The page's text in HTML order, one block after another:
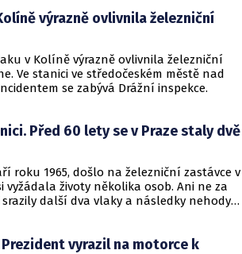
výrazně ovlivnila železniční
v Kolíně výrazně ovlivnila železniční
Ve stanici ve středočeském městě nad
se zabývá Drážní inspekce.
Před 60 lety se v Praze staly dvě
roku 1965, došlo na železniční zastávce v
vyžádala životy několika osob. Ani ne za
srazily další dva vlaky a následky nehody
vyrazil na motorce k